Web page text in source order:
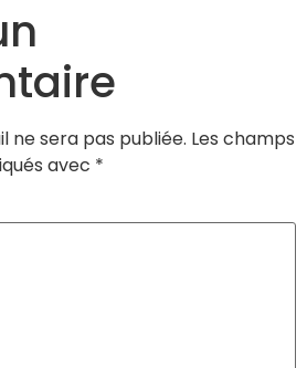
ne sera pas publiée. Les champs
avec *